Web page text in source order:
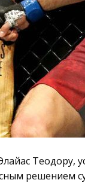
Теодору,
решением